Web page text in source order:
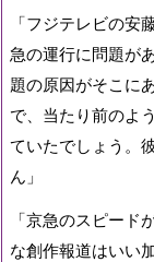
「フジテレビの安
急の運行に問題が
題の原因がそこに
で、 当たり前のよ
ていたでしょう。
ん」
「京急のスピード
な創作報道はいい